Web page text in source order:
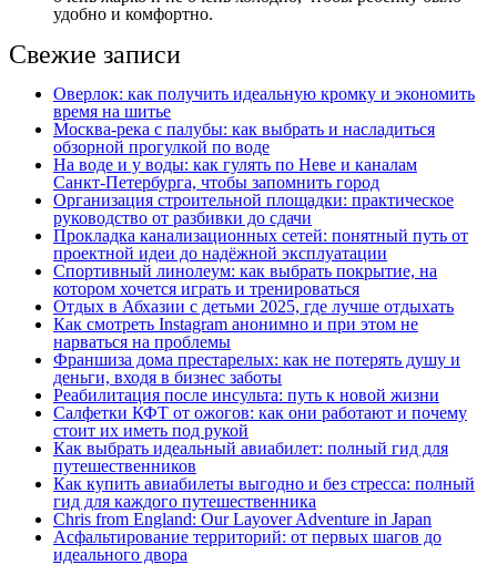
удобно и комфортно.
Свежие записи
Оверлок: как получить идеальную кромку и экономить
время на шитье
Москва‑река с палубы: как выбрать и насладиться
обзорной прогулкой по воде
На воде и у воды: как гулять по Неве и каналам
Санкт‑Петербурга, чтобы запомнить город
Организация строительной площадки: практическое
руководство от разбивки до сдачи
Прокладка канализационных сетей: понятный путь от
проектной идеи до надёжной эксплуатации
Спортивный линолеум: как выбрать покрытие, на
котором хочется играть и тренироваться
Отдых в Абхазии с детьми 2025, где лучше отдыхать
Как смотреть Instagram анонимно и при этом не
нарваться на проблемы
Франшиза дома престарелых: как не потерять душу и
деньги, входя в бизнес заботы
Реабилитация после инсульта: путь к новой жизни
Салфетки КФТ от ожогов: как они работают и почему
стоит их иметь под рукой
Как выбрать идеальный авиабилет: полный гид для
путешественников
Как купить авиабилеты выгодно и без стресса: полный
гид для каждого путешественника
Chris from England: Our Layover Adventure in Japan
Асфальтирование территорий: от первых шагов до
идеального двора